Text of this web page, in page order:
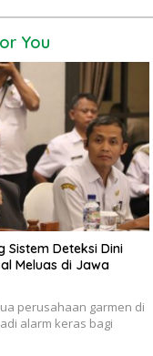
You
Sistem Deteksi Dini
Meluas di Jawa
perusahaan garmen di
alarm keras bagi